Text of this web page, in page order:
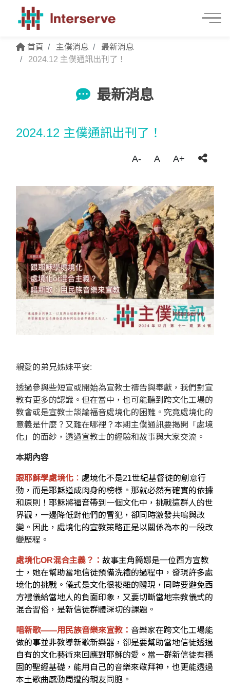
首頁 主僕消息
最新消息
2024.12 主僕通訊出刊了！
最新消息
2024.12 主僕通訊出刊了！
A- A A+
親愛的弟兄姊妹平安:
透過參與些短宣或開始為宣教士禱告與奉獻，我們對宣
教有更多的認識。但在當中，也可能聽到跨文化工場的
教會或是宣教士談論福音處境化的困難。究竟處境化的
意義是什麼？又難在哪裡？本期主僕通訊要揭開「處境
化」的面紗，透過宣教士的經驗和故事與大家交流。
本期內容
跟耶穌學處境化 ： 處境化不是21世紀基督徒的創意行
動，而是耶穌道成肉身的榜樣。那就必然有確實的依據
和原則！耶穌將福音帶到一個文化中，挑戰這群人的世
界觀，一邊降低對他們的冒犯，卻同時激發共鳴與改
變。因此，處境化的宣教策略正是以關係為本的一段改
變歷程。
處境化OR混合主義？： 故事主角簡娜是一位西方宣教
士，她在幫助當地信徒預備洗禮的過程中，發現許多處
境化的挑戰。儀式是文化很複雜的體現，同時要避免西
方禮儀給當地人的負面印象，又要切斷當地宗教儀式的
混合習俗，是新信徒群體深切的課題。
唱新歌——用民族音樂來宣教： 音樂家在跨文化工場能
做的事並非教導新歌新樂器，卻是要幫助當地信徒透過
自有的文化藝術來回應對耶穌的愛。當一群新信徒有穩
固的聖經基礎，能用自己的音樂來敬拜神，也更能透過
本土歌曲感動周遭的親友同胞。